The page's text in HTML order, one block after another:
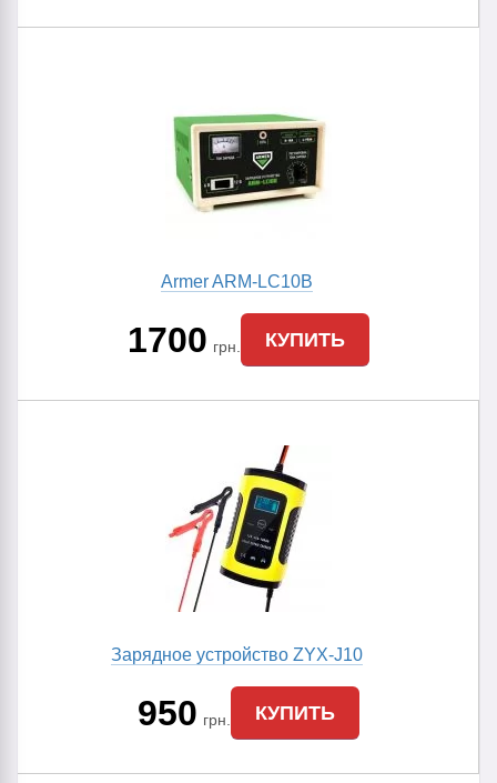
Armer ARM-LC10B
1700 грн. КУПИТЬ
Зарядное устройство ZYX-J10
950 грн. КУПИТЬ